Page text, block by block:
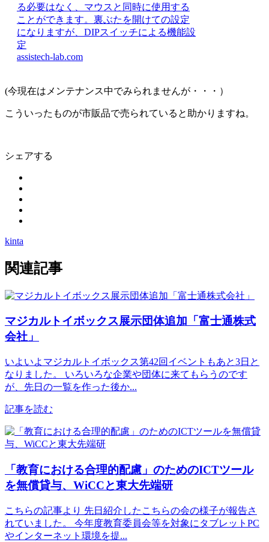
る必要はなく、マウスと同時に使用する
ことができます。裏ぶたを開けての設定
になりますが、DIPスイッチによる機能設
定
assistech-lab.com
(今現在はメンテナンス中でみられませんが・・・）
こういったものが市販品で売られていると助かりますね。
シェアする
kinta
関連記事
マジカルトイボックス展示団体追加「富士通株式
会社」
いよいよマジカルトイボックス第42回イベントもあと3日と
なりました。 いろいろな企業や団体に来てもらうのです
が、先日の一覧を作った後か...
記事を読む
「教育における合理的配慮」のためのICTツール
を無償貸与、WiCCと東大先端研
こちらの記事より 先日紹介したこちらの会の様子が報告さ
れていました。 今年度教育委員会等を対象にタブレットPC
やインターネット環境を提...